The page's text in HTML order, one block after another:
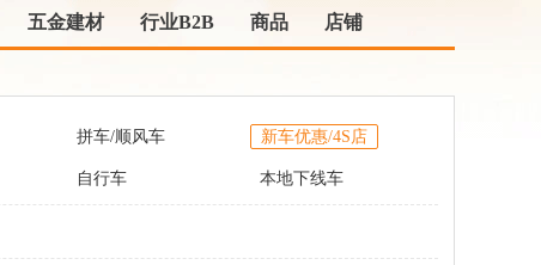
五金建材 行业B2B 商品 店铺
拼车/顺风车 新车优惠/4S店
自行车 本地下线车